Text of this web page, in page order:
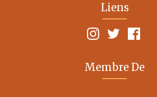
Liens
Membre De